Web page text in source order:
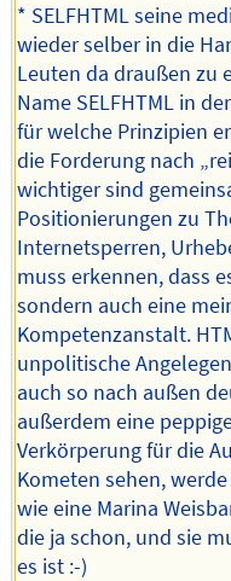
* SELFHTML seine
wieder selber in die
Leuten da draußen zu
Name SELFHTML in
für welche Prinzipien
die Forderung nach
wichtiger sind
Positionierungen zu
Internetsperren,
muss erkennen, dass
sondern auch eine
Kompetenzanstalt.
unpolitische
auch so nach außen
außerdem eine
Verkörperung für die
Kometen sehen,
wie eine Marina
die ja schon, und sie
es ist :-)